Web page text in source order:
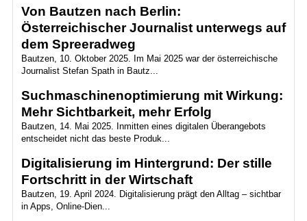
Von Bautzen nach Berlin:
Österreichischer Journalist unterwegs auf
dem Spreeradweg
Bautzen, 10. Oktober 2025. Im Mai 2025 war der österreichische
Journalist Stefan Spath in Bautz...
Suchmaschinenoptimierung mit Wirkung:
Mehr Sichtbarkeit, mehr Erfolg
Bautzen, 14. Mai 2025. Inmitten eines digitalen Überangebots
entscheidet nicht das beste Produk...
Digitalisierung im Hintergrund: Der stille
Fortschritt in der Wirtschaft
Bautzen, 19. April 2024. Digitalisierung prägt den Alltag – sichtbar
in Apps, Online-Dien...